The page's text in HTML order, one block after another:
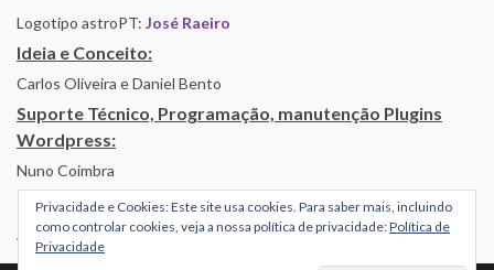
Logotipo astroPT: José Raeiro
Ideia e Conceito:
Carlos Oliveira e Daniel Bento
Suporte Técnico, Programação, manutenção Plugins
Wordpress:
Nuno Coimbra
Alojamento por Simbiose
Privacidade e Cookies: Este site usa cookies. Para saber mais, incluindo
como controlar cookies, veja a nossa política de privacidade:Política de
Privacidade